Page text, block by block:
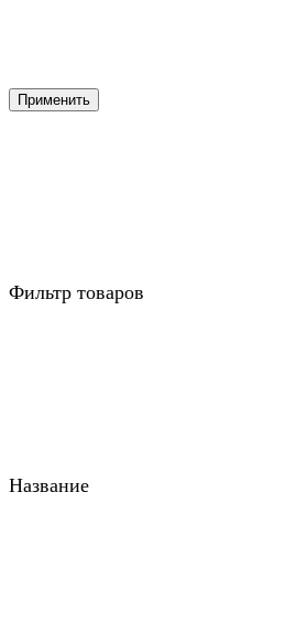
Применить
Фильтр товаров
Название